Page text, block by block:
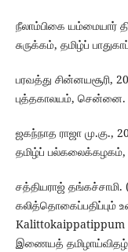
நீலாம்பிகை யம்மையார்
சுருக்கம், தமிழ்ப்
பரவத்து சின்னயசூரி,
புத்தகாலயம், சென்னை.
ஜகந்நாத ராஜா
தமிழ்ப் பல்கலைக்கழகம்,
சத்தியராஜ் தங்கச்சாமி.
கலித்தொகைப்பதிப்பும்
இணையத் தமிழாய்விதழ்